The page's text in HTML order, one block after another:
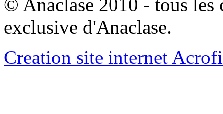
© Anaclase 2010 - tous les
exclusive d'Anaclase.
Creation site internet